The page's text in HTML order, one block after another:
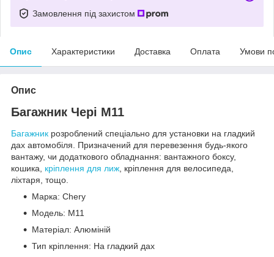
Замовлення під захистом
Опис Характеристики Доставка Оплата Умови
Опис
Багажник Чері M11
Багажник розроблений спеціально для установки на гладкий
дах автомобіля. Призначений для перевезення будь-якого
вантажу, чи додаткового обладнання: вантажного боксу,
кошика, кріплення для лиж, кріплення для велосипеда,
ліхтаря, тощо.
Марка: Chery
Модель: M11
Матеріал: Алюміній
Тип кріплення: На гладкий дах